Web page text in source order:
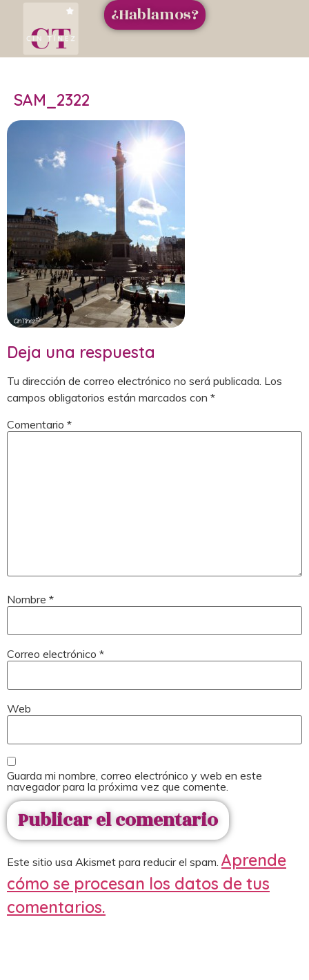
¿Hablamos?
SAM_2322
Deja una respuesta
Tu dirección de correo electrónico no será publicada. Los
campos obligatorios están marcados con *
Comentario *
Nombre *
Correo electrónico *
Web
Guarda mi nombre, correo electrónico y web en este
navegador para la próxima vez que comente.
Este sitio usa Akismet para reducir el spam. Aprende
cómo se procesan los datos de tus
comentarios.